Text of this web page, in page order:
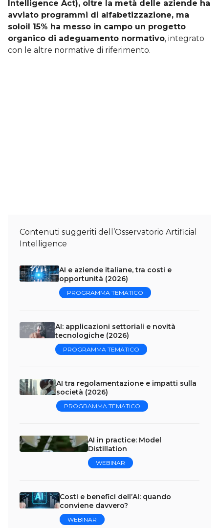
Intelligence Act), oltre la metà delle aziende ha
avviato programmi di alfabetizzazione, ma
soloil 15% ha messo in campo un progetto
organico di adeguamento normativo, integrato
con le altre normative di riferimento.
Contenuti suggeriti dell’Osservatorio Artificial
Intelligence
AI e aziende italiane, tra costi e
opportunità (2026)
PROGRAMMA TEMATICO
AI: applicazioni settoriali e novità
tecnologiche (2026)
PROGRAMMA TEMATICO
AI tra regolamentazione e impatti sulla
società (2026)
PROGRAMMA TEMATICO
AI in practice: Model
Distillation
WEBINAR
Costi e benefici dell’AI: quando
conviene davvero?
WEBINAR